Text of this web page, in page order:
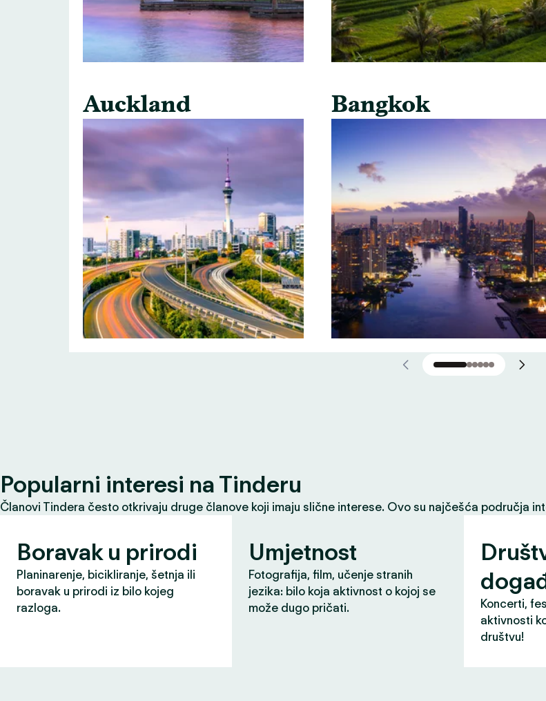
Auckland Bangkok
Popularni interesi na Tinderu
Članovi Tindera često otkrivaju druge članove koji imaju slične interese. Ovo su najčešća područja
Boravak u prirodi
Planinarenje, bicikliranje, šetnja ili
boravak u prirodi iz bilo kojeg
razloga.
Umjetnost
Fotografija, film, učenje stranih
jezika: bilo koja aktivnost o kojoj se
može dugo pričati.
Koncerti,
aktivnosti
društvu!